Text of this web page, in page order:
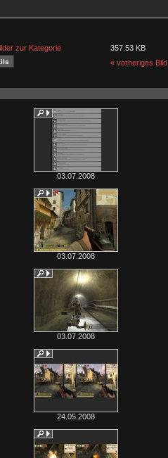
zur Kategorie 357.53 KB
« vorheriges Bild
03.07.2008
03.07.2008
03.07.2008
24.05.2008